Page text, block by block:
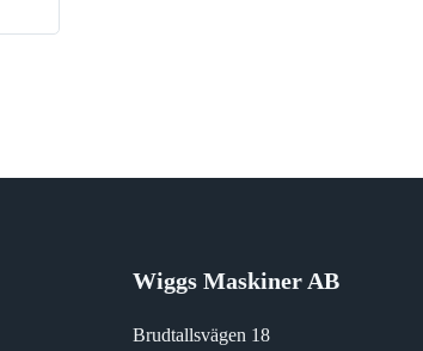
Wiggs Maskiner AB
Brudtallsvägen 18